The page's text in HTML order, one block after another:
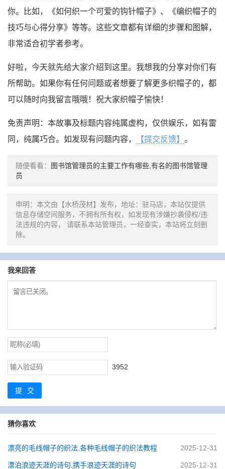
你。比如，《如何织一个可爱的钩针帽子》、《编织帽子的
技巧与心得分享》等等。这些文章都有详细的步骤和图解，
非常适合初学者参考。
好啦，今天就先给大家介绍到这里。我想我的分享对你们有
所帮助。如果你有任何问题或者想要了解更多织帽子的，都
可以随时向我留言哦哦！祝大家织帽子愉快！
免责声明：本故事及标题内容纯属虚构，仅供娱乐，如有雷
同，纯属巧合。如发现有问题内容，
【提交反馈】 。
随便看看：
图书馆管理员的主要工作有哪些,有名的图书馆管理
员
申明：本文由【水桥茂材】发布，地址：驻马店，本站仅提供
信息存储空间服务，不拥有所有权，如发现有涉嫌抄袭侵权/违
法违规的内容， 请联系本站管理员，一经查实，本站将立刻删
除。
我来回答
3952
提交
猜你喜欢
漂亮的毛线帽子的织法,各种毛线帽子的织法教程 2025-12-31
漂泊浪迹天涯的诗句,携手浪迹天涯的诗句 2025-12-31